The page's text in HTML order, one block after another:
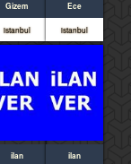
Gizem
istanbul
Ece
istanbul
ilan ilan